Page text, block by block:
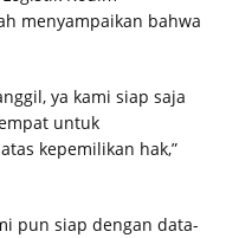
menyampaikan bahwa
ya kami siap saja
untuk
kepemilikan hak,”
pun siap dengan data-